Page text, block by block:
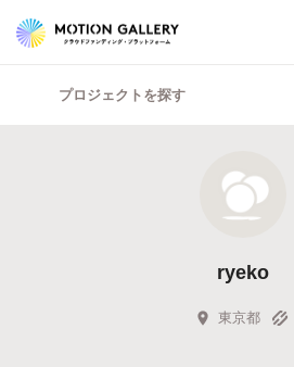
プロジェクトを探す
ryeko
東京都